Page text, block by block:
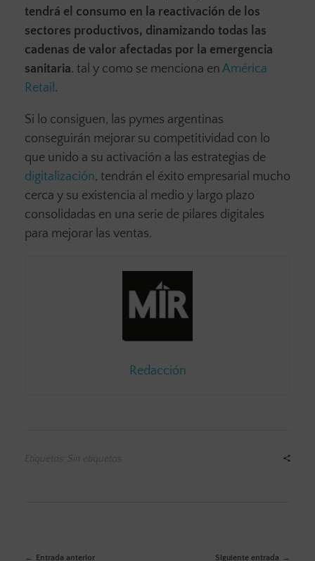
tendrá el consumo en la reactivación de los
sectores productivos, dinamizando todas las
cadenas de valor afectadas por la emergencia
sanitaria. tal y como se menciona en América
Retail.
Si lo consiguen, las pymes argentinas
conseguirán mejorar su competitividad con lo
que unido a su activación a las estrategias de
digitalización, tendrán el éxito empresarial mucho
cerca y su existencia al medio y largo plazo
consolidadas en una serie de pilares digitales
para mejorar las ventas.
Redacción
Etiquetas: Sin etiquetas
Entrada anterior Siguiente entrada